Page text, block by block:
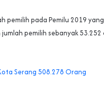
pemilih pada Pemilu 2019
pemilih sebanyak 53.252
Serang 508.278 Orang